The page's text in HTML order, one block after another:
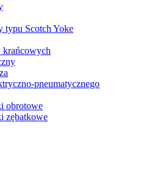
typu Scotch Yoke
krańcowych
pneumatycznego
obrotowe
zębatkowe